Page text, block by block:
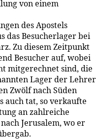
von einem
des Apostels
das Besucherlager bei
Zu diesem Zeitpunkt
Besucher auf, wobei
mitgerechnet sind, die
Lager der Lehrer
Zwölf nach Süden
auch tat, so verkaufte
an zahlreiche
Jerusalem, wo er